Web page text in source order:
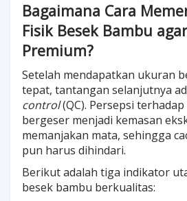
Bagaimana Cara
Fisik Besek Bambu
Premium?
Setelah mendapatkan ukuran
tepat, tantangan selanjutnya
control(QC). Persepsi
bergeser menjadi kemasan
memanjakan mata, sehingga
pun harus dihindari.
Berikut adalah tiga indikator
besek bambu berkualitas: